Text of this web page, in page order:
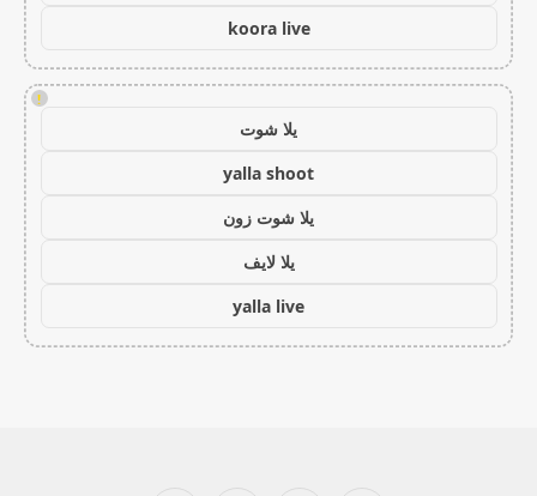
koora live
!
يلا شوت
yalla shoot
يلا شوت زون
يلا لايف
yalla live